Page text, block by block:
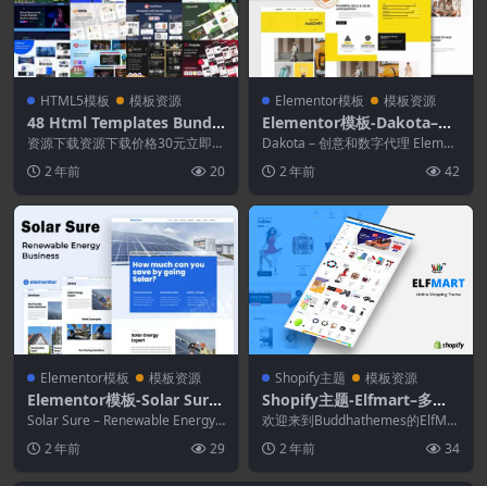
HTML5模板 模板资源
48 Html Templates Bundle
2024 Vol. 3
资源下载资源下载价格30元立即购
2 年前 20
Elementor模板 模板资源
Elementor模板-Dakota–创
意和数字代理Elementor模
板工具包
Dakota – 创意和数字代理 Elemen
2 年前 42
Elementor模板 模板资源
Elementor模板-Solar Sure–
可再生能源业务
Solar Sure – Renewable Energy
2 年前 29
Shopify主题 模板资源
Shopify主题-Elfmart–多用
途Shopify主题
欢迎来到Buddhathemes的ElfMar
2 年前 34